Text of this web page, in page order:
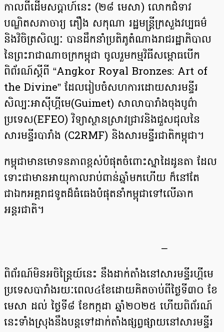
កាលពីដើមសប្តាហ៍នេះ (២៨ មេសា) លោកជំទាវ
បណ្ឌិតសភាចារ្យ ភឿង សកុណា រដ្ឋមន្ត្រីក្រសួងវប្បធម៌
និងវិចិត្រសិល្បៈ បានដឹកនាំប្រតិភូតំណាងរាជរដ្ឋាភិបាល
នៃព្រះរាជាណាចក្រកម្ពុជា ចូលរួមកម្មវិធីសម្ពោធបើក
ពិព័រណ៍ស្តីពី “Angkor Royal Bronzes: Art of
the Divine” ដែលរៀបចំសហការដោយសារមន្ទីរ
សិល្បៈអាស៊ីហ្គីមេ(Guimet) សាលាបារាំងចុងបូព៌ា
ប្រទេស(EFEO) វិទ្យាស្ថានស្រាវជ្រាវនិងជួសជុលនៃ
សារមន្ទីរបារាំង (C2RMF) និងសារមន្ទីរជាតិកម្ពុជា។
កម្ពុជាមានមោទនភាពខ្ពស់បំផុតចំពោះស្នាដៃដូនតា ដែល
ទោះជាមានអាយុកាលរាប់ពាន់ឆ្នាំមកហើយ ក៏នៅតែ
ជាឯកអគ្គរាជទូតដ៏ធំធេងបំផុតនាំកម្ពុជាទៅលើឆាក
អន្តរជាតិ។
–
ពិព័រណ៍មិនអចិន្ត្រៃយ៍នេះ នឹងដាក់តាំងនៅសារមន្ទីរហ្គីមេ
ប្រទេសបារាំងរយៈពេល៤ខែដោយគិតចាប់ពីថ្ងៃទី៣០ ខែ
មេសា ដល់ ថ្ងៃទី៨ ខែកក្កដា ឆ្នាំ២០២៥ ហើយពិព័រណ៍
នេះទាំងស្រុងនឹងបន្តទៅដាក់តាំងផ្សព្វផ្សាយនៅសារមន្ទីរ